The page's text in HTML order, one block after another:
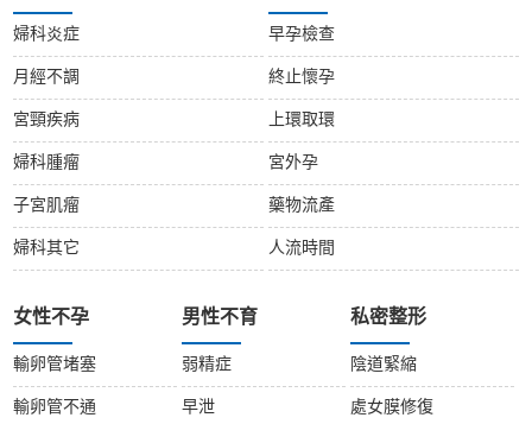
婦科炎症
月經不調
宮頸疾病
婦科腫瘤
子宮肌瘤
婦科其它
早孕檢查
終止懷孕
上環取環
宮外孕
藥物流產
人流時間
女性不孕
輸卵管堵塞
輸卵管不通
男性不育
弱精症
早泄
私密整形
陰道緊縮
處女膜修復